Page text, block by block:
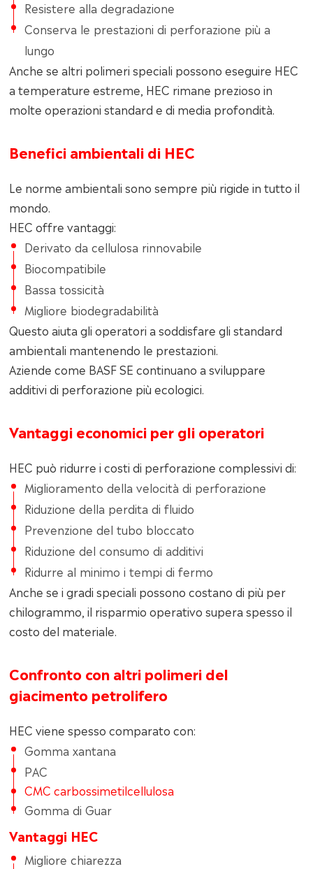
Resistere alla degradazione
Conserva le prestazioni di perforazione più a
lungo
Anche se altri polimeri speciali possono eseguire HEC
a temperature estreme, HEC rimane prezioso in
molte operazioni standard e di media profondità.
Benefici ambientali di HEC
Le norme ambientali sono sempre più rigide in tutto il
mondo.
HEC offre vantaggi:
Derivato da cellulosa rinnovabile
Biocompatibile
Bassa tossicità
Migliore biodegradabilità
Questo aiuta gli operatori a soddisfare gli standard
ambientali mantenendo le prestazioni.
Aziende come BASF SE continuano a sviluppare
additivi di perforazione più ecologici.
Vantaggi economici per gli operatori
HEC può ridurre i costi di perforazione complessivi di:
Miglioramento della velocità di perforazione
Riduzione della perdita di fluido
Prevenzione del tubo bloccato
Riduzione del consumo di additivi
Ridurre al minimo i tempi di fermo
Anche se i gradi speciali possono costano di più per
chilogrammo, il risparmio operativo supera spesso il
costo del materiale.
Confronto con altri polimeri del
giacimento petrolifero
HEC viene spesso comparato con:
Gomma xantana
PAC
CMC carbossimetilcellulosa
Gomma di Guar
Vantaggi HEC
Migliore chiarezza